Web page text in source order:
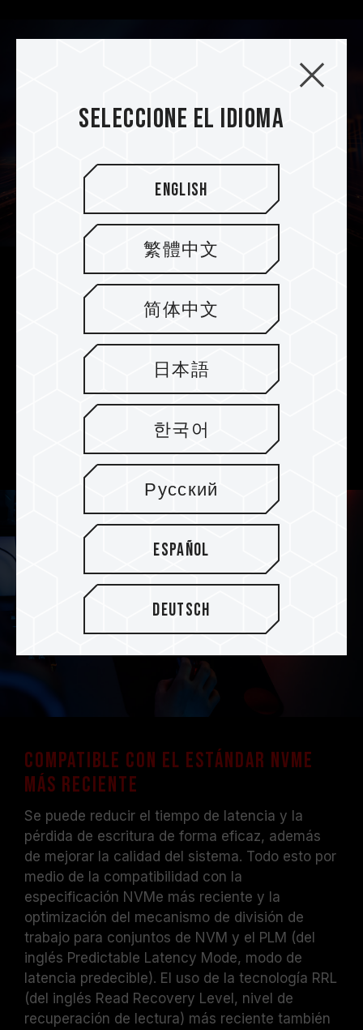
No solo más rápido, sino también
más estable y duradero
Dado que es compatible con la tecnología de
caché SLC y el mecanismo de administración
de algoritmos inteligente, puede ayudar a
garantizar la eficiencia operativa y maximizar el
rendimiento de la unidad SSD. Es una opción
confiable para el almacenamiento de datos.
Compatible con el estándar NVMe
más reciente
Se puede reducir el tiempo de latencia y la
pérdida de escritura de forma eficaz, además
de mejorar la calidad del sistema. Todo esto por
medio de la compatibilidad con la
especificación NVMe más reciente y la
optimización del mecanismo de división de
trabajo para conjuntos de NVM y el PLM (del
inglés Predictable Latency Mode, modo de
latencia predecible). El uso de la tecnología RRL
(del inglés Read Recovery Level, nivel de
recuperación de lectura) más reciente también
Seleccione el idioma
English
繁體中文
简体中文
日本語
한국어
Русский
Español
Deutsch